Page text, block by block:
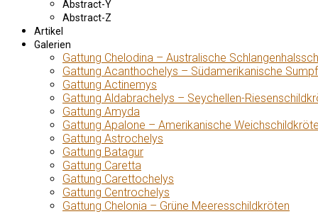
Abstract-Y
Abstract-Z
Artikel
Galerien
Gattung Chelodina – Australische
Gattung Acanthochelys – Südamerikanische
Gattung Actinemys
Gattung Aldabrachelys – Seychellen-
Gattung Amyda
Gattung Apalone – Amerikanische
Gattung Astrochelys
Gattung Batagur
Gattung Caretta
Gattung Carettochelys
Gattung Centrochelys
Gattung Chelonia – Grüne Meeresschildkröten